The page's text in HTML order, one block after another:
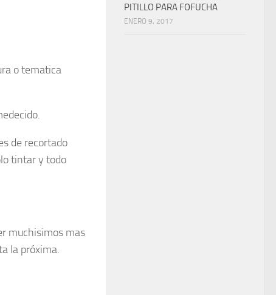
o tematica
de recortado
tintar y todo
muchisimos mas
la próxima.
PITILLO PARA FOFUCHA
ENERO 9, 2017